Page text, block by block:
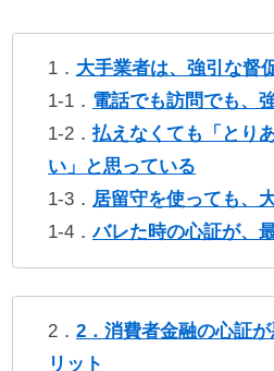
1． 大手業者は、強引な督
1-1． 電話でも訪問でも、
1-2． 払えなくても「とり
い」と思っている
1-3． 居留守を使っても、
1-4．バレた時の心証が、
2． 2．消費者金融の心証
リット